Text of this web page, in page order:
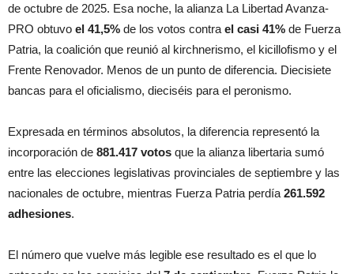
de octubre de 2025. Esa noche, la alianza La Libertad Avanza-
PRO obtuvo el 41,5% de los votos contra el casi 41% de Fuerza
Patria, la coalición que reunió al kirchnerismo, el kicillofismo y el
Frente Renovador. Menos de un punto de diferencia. Diecisiete
bancas para el oficialismo, dieciséis para el peronismo.
Expresada en términos absolutos, la diferencia representó la
incorporación de 881.417 votos que la alianza libertaria sumó
entre las elecciones legislativas provinciales de septiembre y las
nacionales de octubre, mientras Fuerza Patria perdía 261.592
adhesiones.
El número que vuelve más legible ese resultado es el que lo